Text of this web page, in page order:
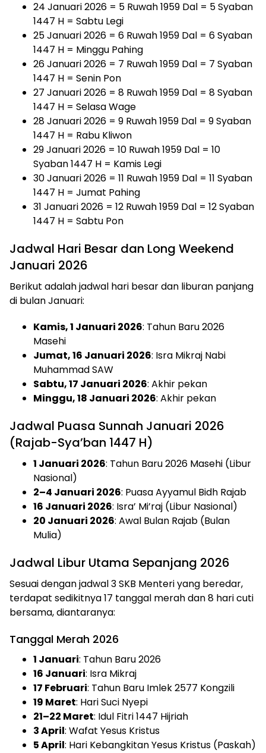
24 Januari 2026 = 5 Ruwah 1959 Dal = 5 Syaban
1447 H = Sabtu Legi
25 Januari 2026 = 6 Ruwah 1959 Dal = 6 Syaban
1447 H = Minggu Pahing
26 Januari 2026 = 7 Ruwah 1959 Dal = 7 Syaban
1447 H = Senin Pon
27 Januari 2026 = 8 Ruwah 1959 Dal = 8 Syaban
1447 H = Selasa Wage
28 Januari 2026 = 9 Ruwah 1959 Dal = 9 Syaban
1447 H = Rabu Kliwon
29 Januari 2026 = 10 Ruwah 1959 Dal = 10
Syaban 1447 H = Kamis Legi
30 Januari 2026 = 11 Ruwah 1959 Dal = 11 Syaban
1447 H = Jumat Pahing
31 Januari 2026 = 12 Ruwah 1959 Dal = 12 Syaban
1447 H = Sabtu Pon
Jadwal Hari Besar dan Long Weekend
Januari 2026
Berikut adalah jadwal hari besar dan liburan panjang
di bulan Januari:
Kamis, 1 Januari 2026: Tahun Baru 2026
Masehi
Jumat, 16 Januari 2026: Isra Mikraj Nabi
Muhammad SAW
Sabtu, 17 Januari 2026: Akhir pekan
Minggu, 18 Januari 2026: Akhir pekan
Jadwal Puasa Sunnah Januari 2026
(Rajab-Sya’ban 1447 H)
1 Januari 2026: Tahun Baru 2026 Masehi (Libur
Nasional)
2–4 Januari 2026: Puasa Ayyamul Bidh Rajab
16 Januari 2026: Isra’ Mi’raj (Libur Nasional)
20 Januari 2026: Awal Bulan Rajab (Bulan
Mulia)
Jadwal Libur Utama Sepanjang 2026
Sesuai dengan jadwal 3 SKB Menteri yang beredar,
terdapat sedikitnya 17 tanggal merah dan 8 hari cuti
bersama, diantaranya:
Tanggal Merah 2026
1 Januari: Tahun Baru 2026
16 Januari: Isra Mikraj
17 Februari: Tahun Baru Imlek 2577 Kongzili
19 Maret: Hari Suci Nyepi
21–22 Maret: Idul Fitri 1447 Hijriah
3 April: Wafat Yesus Kristus
5 April: Hari Kebangkitan Yesus Kristus (Paskah)